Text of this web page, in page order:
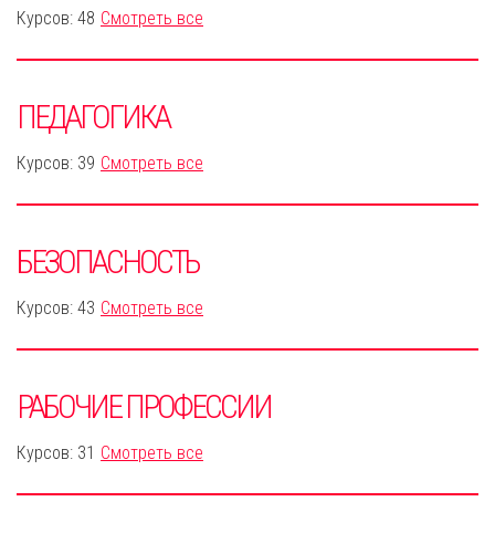
Курсов: 48 Смотреть все
ПЕДАГОГИКА
Курсов: 39 Смотреть все
БЕЗОПАСНОСТЬ
Курсов: 43 Смотреть все
РАБОЧИЕ ПРОФЕССИИ
Курсов: 31 Смотреть все